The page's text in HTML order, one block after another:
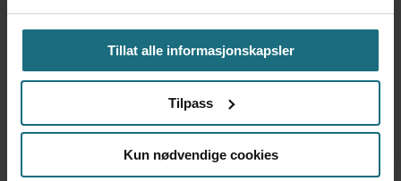
Tillat alle informasjonskapsler
Tilpass
Kun nødvendige cookies
Betegnelsen AMRbrukes for å beskrive
bakterier, virus, sopp og parasitter som
har utviklet motstandsdyktighet mot
antimikrobielle midler. AMR er en
naturlig forsvarsmekanisme som
mikrobene videreutvikler i møte med